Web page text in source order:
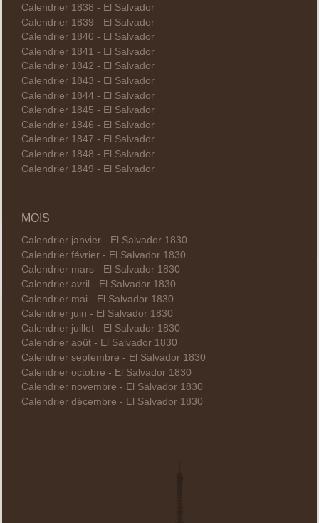
Calendrier 1838 - El Salvador
Calendrier 1839 - El Salvador
Calendrier 1840 - El Salvador
Calendrier 1841 - El Salvador
Calendrier 1842 - El Salvador
Calendrier 1843 - El Salvador
Calendrier 1844 - El Salvador
Calendrier 1845 - El Salvador
Calendrier 1846 - El Salvador
Calendrier 1847 - El Salvador
Calendrier 1848 - El Salvador
Calendrier 1849 - El Salvador
MOIS
Calendrier janvier - El Salvador 1830
Calendrier février - El Salvador 1830
Calendrier mars - El Salvador 1830
Calendrier avril - El Salvador 1830
Calendrier mai - El Salvador 1830
Calendrier juin - El Salvador 1830
Calendrier juillet - El Salvador 1830
Calendrier août - El Salvador 1830
Calendrier septembre - El Salvador 1830
Calendrier octobre - El Salvador 1830
Calendrier novembre - El Salvador 1830
Calendrier décembre - El Salvador 1830